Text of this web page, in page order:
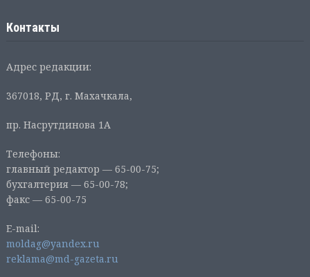
Контакты
Адрес редакции:
367018, РД, г. Махачкала,
пр. Насрутдинова 1А
Телефоны:
главный редактор — 65-00-75;
бухгалтерия — 65-00-78;
факс — 65-00-75
E-mail:
moldag@yandex.ru
reklama@md-gazeta.ru